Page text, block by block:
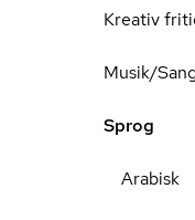
Kreativ
Musik/
Sprog
Arabisk